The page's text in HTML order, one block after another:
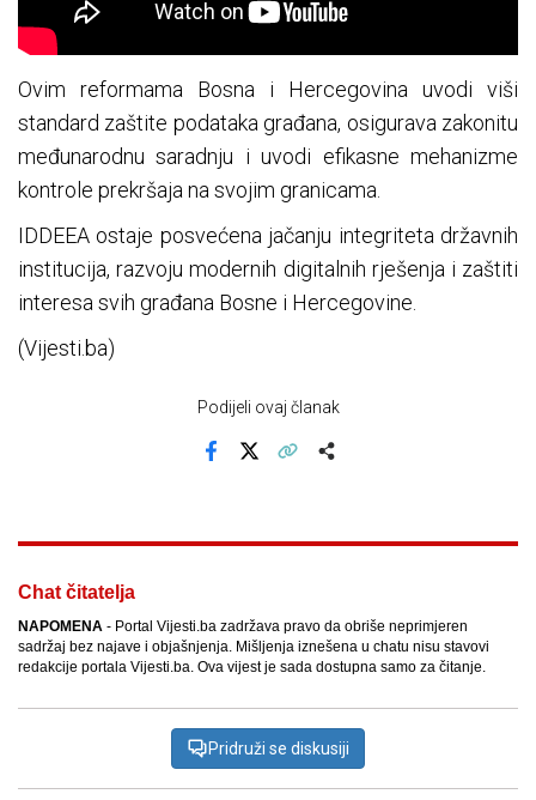
Ovim reformama Bosna i Hercegovina uvodi viši
standard zaštite podataka građana, osigurava zakonitu
međunarodnu saradnju i uvodi efikasne mehanizme
kontrole prekršaja na svojim granicama.
IDDEEA ostaje posvećena jačanju integriteta državnih
institucija, razvoju modernih digitalnih rješenja i zaštiti
interesa svih građana Bosne i Hercegovine.
(Vijesti.ba)
Podijeli ovaj članak
Facebook
Chat čitatelja
NAPOMENA - Portal Vijesti.ba zadržava pravo da obriše neprimjeren
sadržaj bez najave i objašnjenja. Mišljenja iznešena u chatu nisu stavovi
redakcije portala Vijesti.ba. Ova vijest je sada dostupna samo za čitanje.
Pridruži se diskusiji